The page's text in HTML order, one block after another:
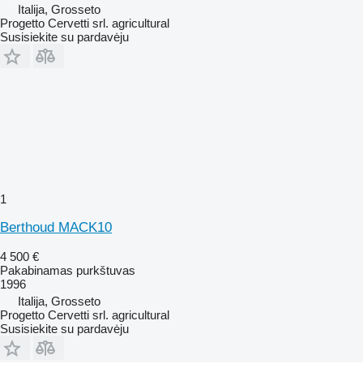
Italija, Grosseto
Progetto Cervetti srl. agricultural
Susisiekite su pardavėju
1
Berthoud MACK10
4 500 €
Pakabinamas purkštuvas
1996
Italija, Grosseto
Progetto Cervetti srl. agricultural
Susisiekite su pardavėju